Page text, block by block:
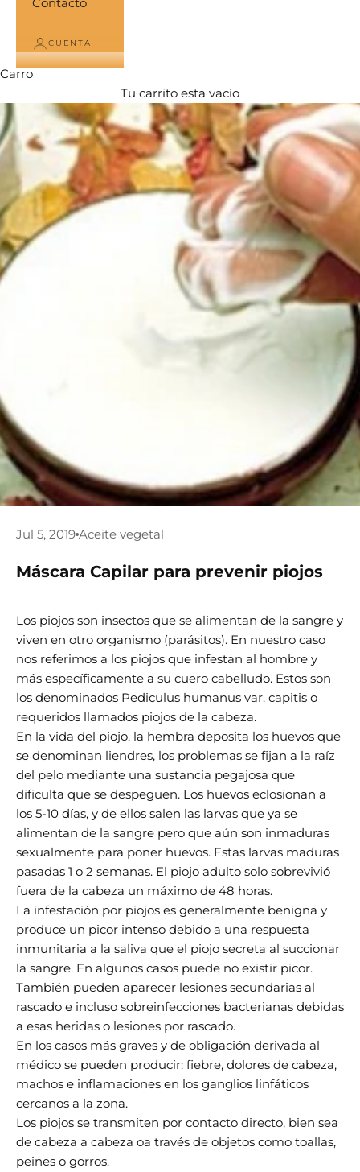
CUENTA
Carro
Tu carrito esta vacío
Jul 5, 2019 Aceite vegetal
Máscara Capilar para prevenir piojos
Los piojos son insectos que se alimentan de la sangre y
viven en otro organismo (parásitos). En nuestro caso
nos referimos a los piojos que infestan al hombre y
más específicamente a su cuero cabelludo. Estos son
los denominados Pediculus humanus var. capitis o
requeridos llamados piojos de la cabeza.
En la vida del piojo, la hembra deposita los huevos que
se denominan liendres, los problemas se fijan a la raíz
del pelo mediante una sustancia pegajosa que
dificulta que se despeguen. Los huevos eclosionan a
los 5-10 días, y de ellos salen las larvas que ya se
alimentan de la sangre pero que aún son inmaduras
sexualmente para poner huevos. Estas larvas maduras
pasadas 1 o 2 semanas. El piojo adulto solo sobrevivió
fuera de la cabeza un máximo de 48 horas.
La infestación por piojos es generalmente benigna y
produce un picor intenso debido a una respuesta
inmunitaria a la saliva que el piojo secreta al succionar
la sangre. En algunos casos puede no existir picor.
También pueden aparecer lesiones secundarias al
rascado e incluso sobreinfecciones bacterianas debidas
a esas heridas o lesiones por rascado.
En los casos más graves y de obligación derivada al
médico se pueden producir: fiebre, dolores de cabeza,
machos e inflamaciones en los ganglios linfáticos
cercanos a la zona.
Los piojos se transmiten por contacto directo, bien sea
de cabeza a cabeza oa través de objetos como toallas,
peines o gorros.